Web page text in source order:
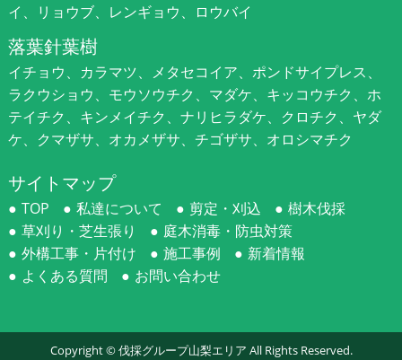
イ、リョウブ、レンギョウ、ロウバイ
落葉針葉樹
イチョウ、カラマツ、メタセコイア、ポンドサイプレス、
ラクウショウ、モウソウチク、マダケ、キッコウチク、ホ
テイチク、キンメイチク、ナリヒラダケ、クロチク、ヤダ
ケ、クマザサ、オカメザサ、チゴザサ、オロシマチク
サイトマップ
TOP 私達について 剪定・刈込
樹木伐採
草刈り・芝生張り
庭木消毒・防虫対策
外構工事・片付け
施工事例
新着情報
よくある質問
お問い合わせ
Copyright ©伐採グループ山梨エリア All Rights Reserved.